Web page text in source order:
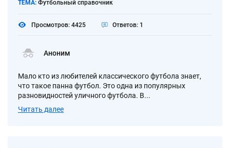
ТЕМА: Футбольный справочник
Просмотров: 4425 Ответов: 1
Аноним
Мало кто из любителей классического футбола знает,
что такое панна футбол. Это одна из популярных
разновидностей уличного футбола. В...
Читать далее